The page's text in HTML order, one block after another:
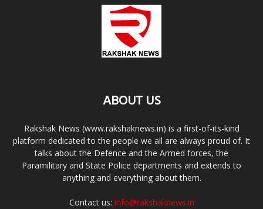
ABOUT US
Rakshak News (www.rakshaknews.in) is a first-of-its-kind
platform dedicated to the people we all are always proud of. It
talks about the Defence and the Armed forces, the
Paramilitary and State Police departments and extends to
anything and everything about them.
Contact us: info@rakshaknews.in